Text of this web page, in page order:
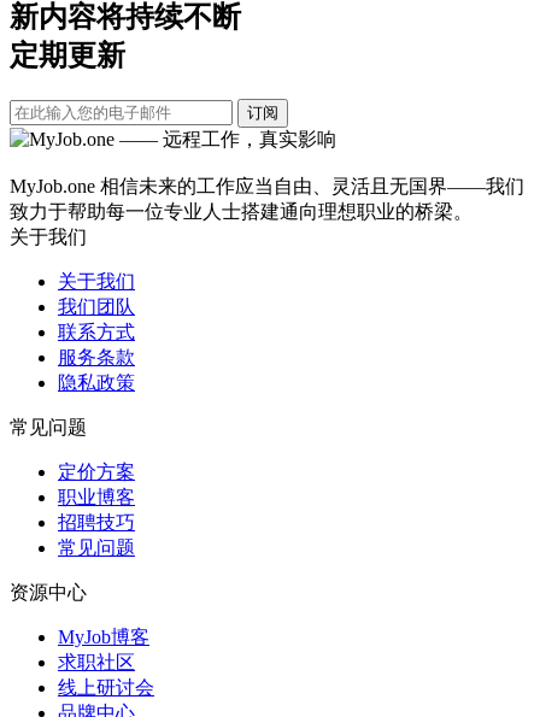
新内容将持续不断
定期更新
订阅
MyJob.one 相信未来的工作应当自由、灵活且无国界——我们
致力于帮助每一位专业人士搭建通向理想职业的桥梁。
关于我们
关于我们
我们团队
联系方式
服务条款
隐私政策
常见问题
定价方案
职业博客
招聘技巧
常见问题
资源中心
MyJob博客
求职社区
线上研讨会
品牌中心